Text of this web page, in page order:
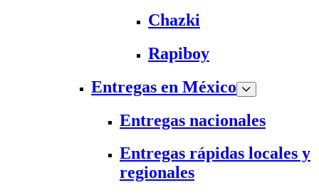
Chazki
Rapiboy
Entregas en México
Entregas nacionales
Entregas rápidas locales y
regionales